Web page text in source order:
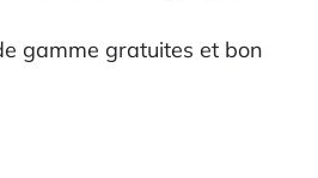
gamme gratuites et bon